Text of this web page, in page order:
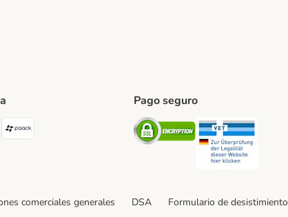
Shipping Method
InPost Shipping Method
paack Shipping Method
Pago seguro
Security
comerciales generales DSA Formulario de desistimiento